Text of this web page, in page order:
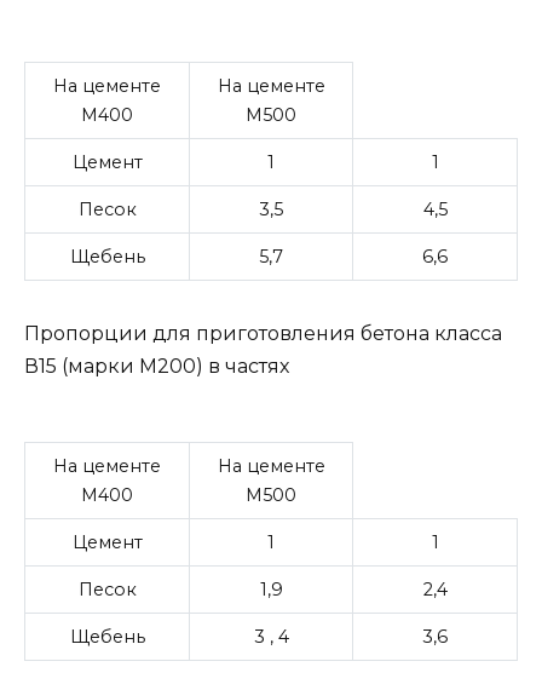
На цементе
М400
На цементе
М500
Цемент 1 1
Песок 3,5 4,5
Щебень 5,7 6,6
Пропорции для приготовления бетона класса
В15 (марки М200) в частях
На цементе
М400
На цементе
М500
Цемент 1 1
Песок 1,9 2,4
Щебень 3 , 4 3,6